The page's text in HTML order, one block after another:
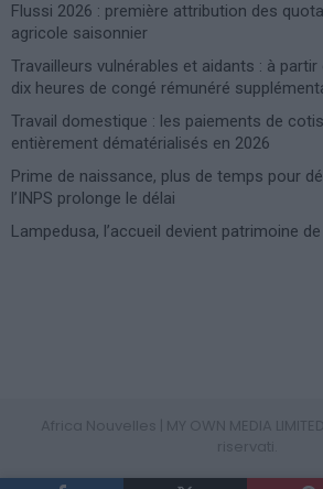
Flussi 2026 : première attribution des
agricole saisonnier
Travailleurs vulnérables et aidants : à partir
dix heures de congé rémunéré
Travail domestique : les paiements de
entièrement dématérialisés en 2026
Prime de naissance, plus de temps pour
l’INPS prolonge le délai
Lampedusa, l’accueil devient patrimoine de
PRIVACY POLICY